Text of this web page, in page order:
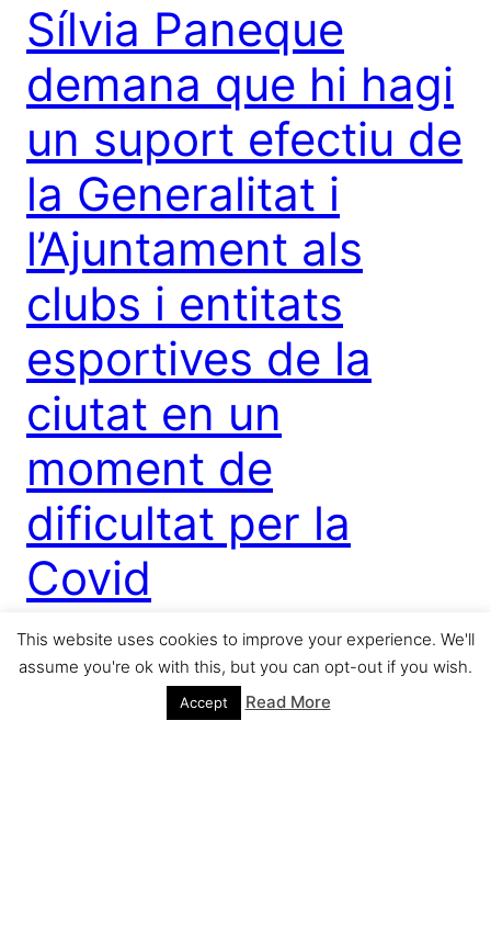
Sílvia Paneque
demana que hi hagi
un suport efectiu de
la Generalitat i
l’Ajuntament als
clubs i entitats
esportives de la
ciutat en un
moment de
dificultat per la
Covid
El grup socialista proposa en una moció al Ple que
l’Ajuntament i la Generalitat treballin colze a colze
amb les entitats i clubs esportius per ajudar-los
This website uses cookies to improve your experience. We'll
assume you're ok with this, but you can opt-out if you wish.
Accept Read More